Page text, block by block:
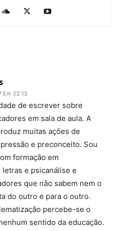
Em 22:13
de escrever sobre
em sala de aula. A
muitas ações de
e preconceito. Sou
formação em
e psicanálise e
que não sabem nem o
do outro e para o outro.
percebe-se o
sentido da educação.